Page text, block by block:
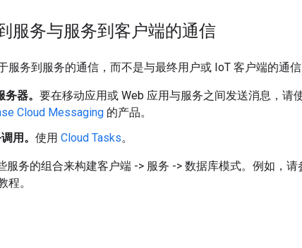
服务与服务到客户端的通信
服务到服务的通信，而不是与最终用户或 IoT 客户端的通
器。 要在移动应用或 Web 应用与服务之间发送消息，请
Cloud Messaging 的产品。
用。 使用 Cloud Tasks。
服务的组合来构建客户端 -> 服务 -> 数据库模式。例如，请
程。